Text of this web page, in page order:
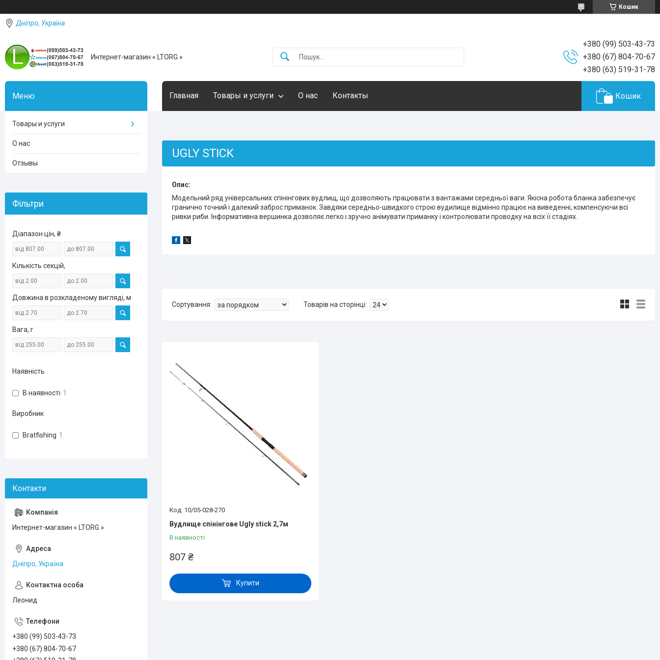
Кошик
Дніпро, Україна
Интернет-магазин « LTORG »
+380 (99) 503-43-73
+380 (67) 804-70-67
+380 (63) 519-31-78
Главная Товары и услуги О нас Контакты Кошик
UGLY STICK
Опис:
Модельний ряд універсальних спінінгових вудлищ, що дозволяють працювати з вантажами середньої ваги. Якісна робота бланка забезпечує
гранично точний і далекий заброс приманок. Завдяки середньо-швидкого строю вудилище відмінно працює на виведенні, компенсуючи всі
ривки риби. Інформативна вершинка дозволяє легко і зручно анімувати приманку і контролювати проводку на всіх її стадіях.
10/05-028-270
Вудлище спінінгове Ugly stick 2,7м
В наявності
807 ₴
Купити
Товары и услуги
О нас
Отзывы
Фільтри
Діапазон цін, ₴
Кількість секцій,
Довжина в розкладеному вигляді, м
Вага, г
Наявність
В наявності 1
Виробник
Bratfishing 1
Интернет-магазин « LTORG »
Дніпро, Україна
Леонид
+380 (99) 503-43-73
+380 (67) 804-70-67